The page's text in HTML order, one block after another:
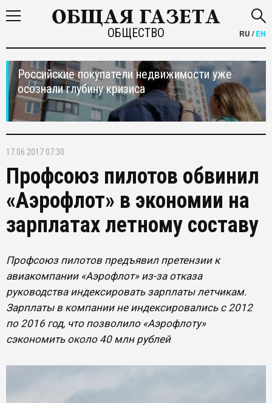
ОБЩЕСТВО RU /EN
Российские покупатели недвижимости уже
осознали глубину кризиса
17.06.2017 07:30
Профсоюз пилотов обвинил
«Аэрофлот» в экономии на
зарплатах летному составу
Профсоюз пилотов предъявил претензии к
авиакомпании «Аэрофлот» из-за отказа
руководства индексировать зарплаты летчикам.
Зарплаты в компании не индексировались с 2012
по 2016 год, что позволило «Аэрофлоту»
сэкономить около 40 млн рублей